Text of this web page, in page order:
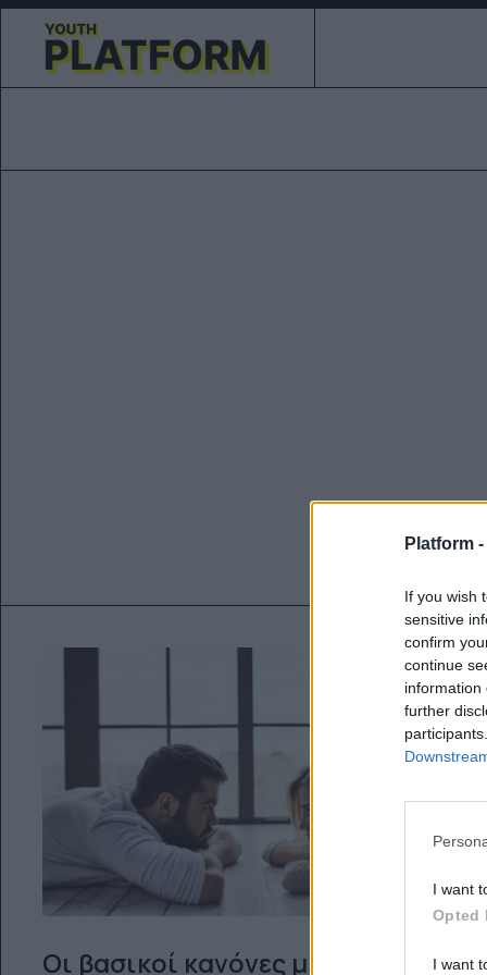
Platform -
If you wish
sensitive
confirm
continue
information
further
I want
Opted
I want
Οι βασικοί κανόνες μια